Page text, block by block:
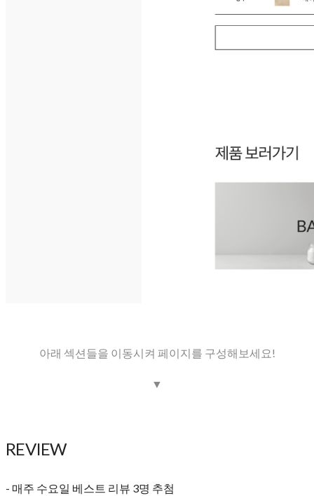
아래 섹션들을 이동시켜 페이지를 구성해보세요!
▼
REVIEW
- 매주 수요일 베스트 리뷰 3명 추첨